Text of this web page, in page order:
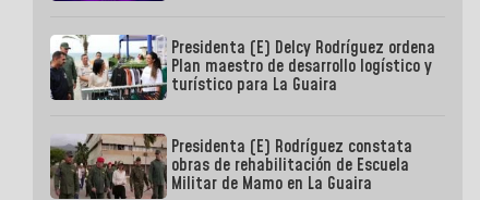
Presidenta (E) Delcy Rodríguez ordena
Plan maestro de desarrollo logístico y
turístico para La Guaira
Presidenta (E) Rodríguez constata
obras de rehabilitación de Escuela
Militar de Mamo en La Guaira